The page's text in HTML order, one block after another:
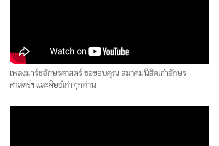
เพลงมาร์ชอักษรศาสตร์ ขอขอบคุณ สมาคมนิสิตเก่าอักษร
ศาสตร์ฯ และศิษย์เก่าทุกท่าน